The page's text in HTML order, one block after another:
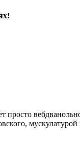
просто